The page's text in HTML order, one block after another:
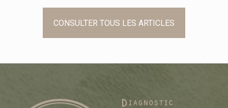
CONSULTER TOUS LES ARTICLES